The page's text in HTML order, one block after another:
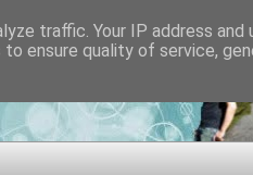
traffic. Your IP address and
ensure quality of service,